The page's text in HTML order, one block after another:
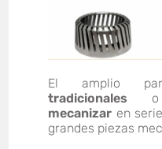
El amplio
tradicionales
mecanizar en
grandes piezas